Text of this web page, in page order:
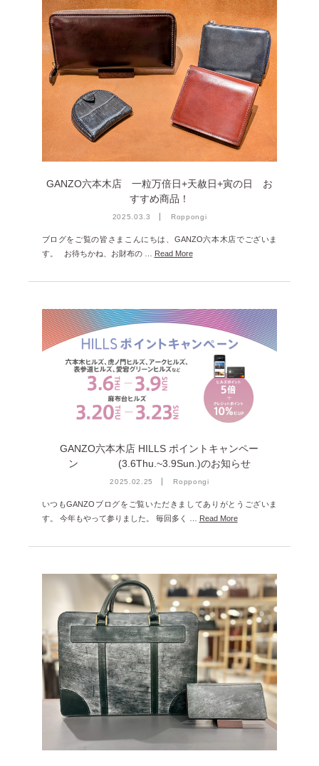
GANZO六本木店 一粒万倍日+天赦日+寅の日 お
すすめ商品！
2025.03.3 Roppongi
ブログをご覧の皆さまこんにちは、GANZO六本木店でございま
す。 お待ちかね、お財布の …
Read More
GANZO六本木店 HILLS ポイントキャンペー
ン (3.6Thu.~3.9Sun.)のお知らせ
2025.02.25 Roppongi
いつもGANZOブログをご覧いただきましてありがとうございま
す。 今年もやって参りました。 毎回多く …
Read More